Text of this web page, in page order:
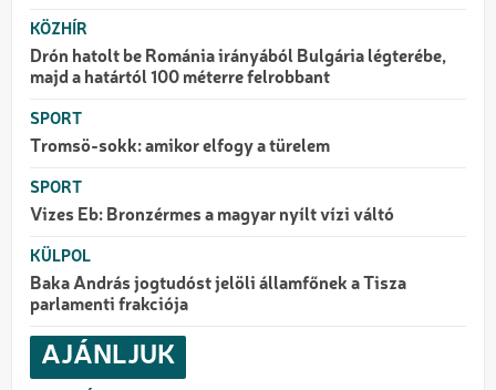
KÖZHÍR
Drón hatolt be Románia irányából Bulgária légterébe,
majd a határtól 100 méterre felrobbant
SPORT
Tromsö-sokk: amikor elfogy a türelem
SPORT
Vizes Eb: Bronzérmes a magyar nyílt vízi váltó
KÜLPOL
Baka András jogtudóst jelöli államfőnek a Tisza
parlamenti frakciója
AJÁNLJUK